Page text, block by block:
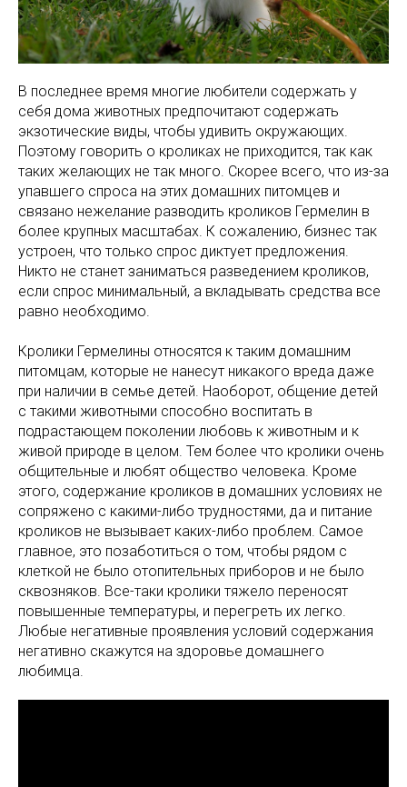
В последнее время многие любители содержать у
себя дома животных предпочитают содержать
экзотические виды, чтобы удивить окружающих.
Поэтому говорить о кроликах не приходится, так как
таких желающих не так много. Скорее всего, что из-за
упавшего спроса на этих домашних питомцев и
связано нежелание разводить кроликов Гермелин в
более крупных масштабах. К сожалению, бизнес так
устроен, что только спрос диктует предложения.
Никто не станет заниматься разведением кроликов,
если спрос минимальный, а вкладывать средства все
равно необходимо.
Кролики Гермелины относятся к таким домашним
питомцам, которые не нанесут никакого вреда даже
при наличии в семье детей. Наоборот, общение детей
с такими животными способно воспитать в
подрастающем поколении любовь к животным и к
живой природе в целом. Тем более что кролики очень
общительные и любят общество человека. Кроме
этого, содержание кроликов в домашних условиях не
сопряжено с какими-либо трудностями, да и питание
кроликов не вызывает каких-либо проблем. Самое
главное, это позаботиться о том, чтобы рядом с
клеткой не было отопительных приборов и не было
сквозняков. Все-таки кролики тяжело переносят
повышенные температуры, и перегреть их легко.
Любые негативные проявления условий содержания
негативно скажутся на здоровье домашнего
любимца.